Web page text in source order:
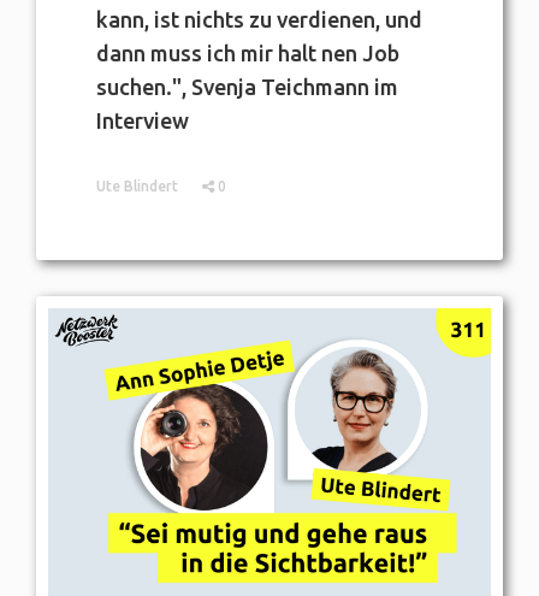
kann, ist nichts zu verdienen, und
dann muss ich mir halt nen Job
suchen.", Svenja Teichmann im
Interview
Ute Blindert 0